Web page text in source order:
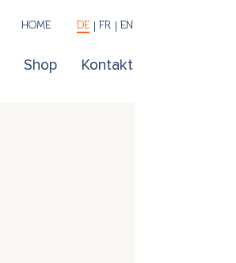
Shop Kontakt
HOME DE FR EN